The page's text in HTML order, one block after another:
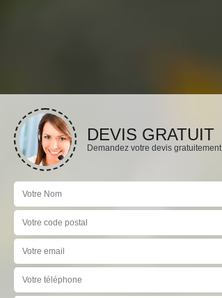
DEVIS GRATUIT
Demandez votre devis gratuitement